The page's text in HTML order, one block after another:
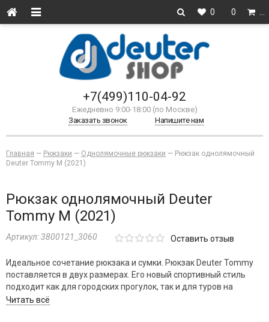
0 0
+7(499)110-04-92
Ежедневно 9:00-18:00 (по Москве)
Заказать звонок
Напишите нам
Главная — Рюкзаки — Однолямочные рюкзаки — Рюкзак однолямочный
Deuter Tommy M (2021)
Рюкзак однолямочный Deuter
Tommy M (2021)
Артикул:3800121_3060 Оставить отзыв
Идеальное сочетание рюкзака и сумки. Рюкзак Deuter Tommy
поставляется в двух размерах. Его новый спортивный стиль
подходит как для городских прогулок, так и для туров на
открытом воздухе.
Читать всё